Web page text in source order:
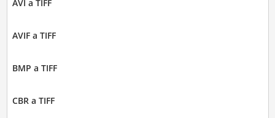
AVI a TIFF
AVIF a TIFF
BMP a TIFF
CBR a TIFF